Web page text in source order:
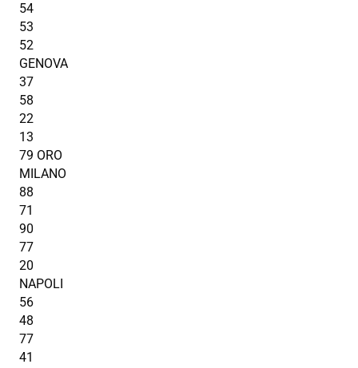
54
53
52
GENOVA
37
58
22
13
79 ORO
MILANO
88
71
90
77
20
NAPOLI
56
48
77
41